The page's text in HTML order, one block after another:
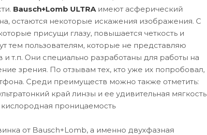
-4.50
-4.00
-3.75
-3.50
-3.25
Bausch+Lomb ULTRAимеют асферический
остаются некоторые искажения изображения. С
присущи глазу, повышается четкость и
тем пользователям, которые не представляю
т.п. Они специально разработаны для работы на
зрения. По отзывам тех, кто уже их попробовал,
Среди преимуществ можно также отметить:
край линзы и ее удивительная мягкость
проницаемость
от Bausch+Lomb, а именно двухфазная